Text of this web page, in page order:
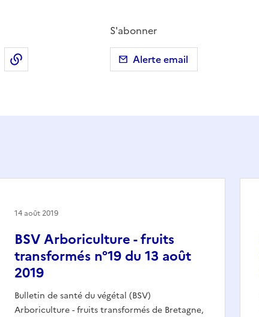
Twitter)
sur LinkedIn
Partager par emailCopier dans le presse-papier
S'abonner
Alerte email
BSV Arboriculture - fruits
transformés n°19 du 13 août
2019
Bulletin de santé du végétal (BSV)
Arboriculture - fruits transformés de Bretagne,
14 août 2019